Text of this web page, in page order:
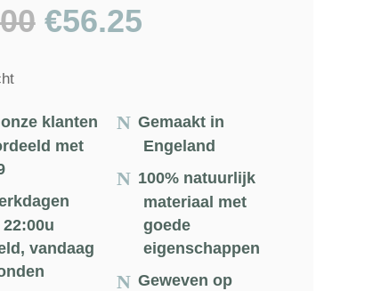
Oorspronkelijke
€56.25Huidige
klanten
met
vandaag
Gemaakt in
Engeland
100% natuurlijk
materiaal met
goede
eigenschappen
Geweven op